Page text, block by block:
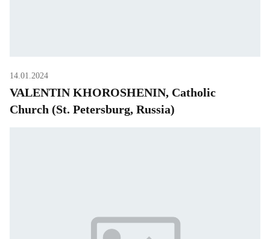
14.01.2024
VALENTIN KHOROSHENIN, Catholic
Church (St. Petersburg, Russia)